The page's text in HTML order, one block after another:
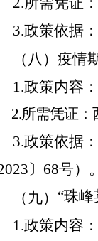
3.政策依据
（八）疫情
1.政策内容
2.所需凭证：
3.政策依据
2023〕68号）。
（九） “珠
1.政策内容